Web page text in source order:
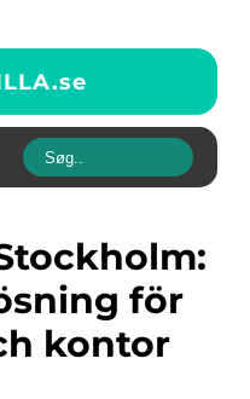
se
för
kontor